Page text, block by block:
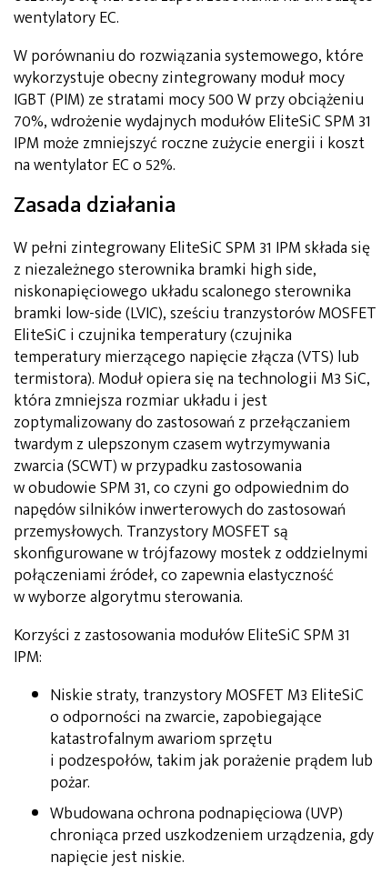
wentylatory EC.
W porównaniu do rozwiązania systemowego, które
wykorzystuje obecny zintegrowany moduł mocy
IGBT (PIM) ze stratami mocy 500 W przy obciążeniu
70%, wdrożenie wydajnych modułów EliteSiC SPM 31
IPM może zmniejszyć roczne zużycie energii i koszt
na wentylator EC o 52%.
Zasada działania
W pełni zintegrowany EliteSiC SPM 31 IPM składa się
z niezależnego sterownika bramki high side,
niskonapięciowego układu scalonego sterownika
bramki low-side (LVIC), sześciu tranzystorów MOSFET
EliteSiC i czujnika temperatury (czujnika
temperatury mierzącego napięcie złącza (VTS) lub
termistora). Moduł opiera się na technologii M3 SiC,
która zmniejsza rozmiar układu i jest
zoptymalizowany do zastosowań z przełączaniem
twardym z ulepszonym czasem wytrzymywania
zwarcia (SCWT) w przypadku zastosowania
w obudowie SPM 31, co czyni go odpowiednim do
napędów silników inwerterowych do zastosowań
przemysłowych. Tranzystory MOSFET są
skonfigurowane w trójfazowy mostek z oddzielnymi
połączeniami źródeł, co zapewnia elastyczność
w wyborze algorytmu sterowania.
Korzyści z zastosowania modułów EliteSiC SPM 31
IPM:
Niskie straty, tranzystory MOSFET M3 EliteSiC
o odporności na zwarcie, zapobiegające
katastrofalnym awariom sprzętu
i podzespołów, takim jak porażenie prądem lub
pożar.
Wbudowana ochrona podnapięciowa (UVP)
chroniąca przed uszkodzeniem urządzenia, gdy
napięcie jest niskie.